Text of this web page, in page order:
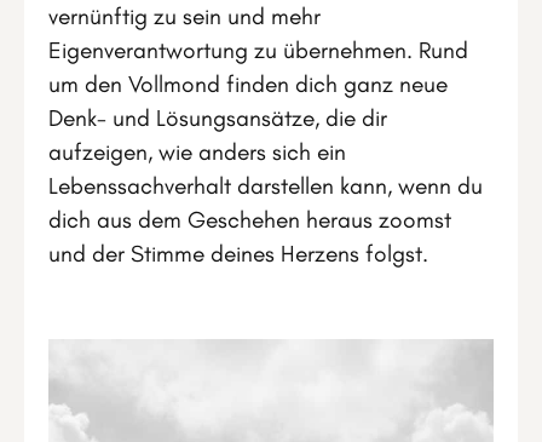
vernünftig zu sein und mehr
Eigenverantwortung zu übernehmen. Rund
um den Vollmond finden dich ganz neue
Denk- und Lösungsansätze, die dir
aufzeigen, wie anders sich ein
Lebenssachverhalt darstellen kann, wenn du
dich aus dem Geschehen heraus zoomst
und der Stimme deines Herzens folgst.